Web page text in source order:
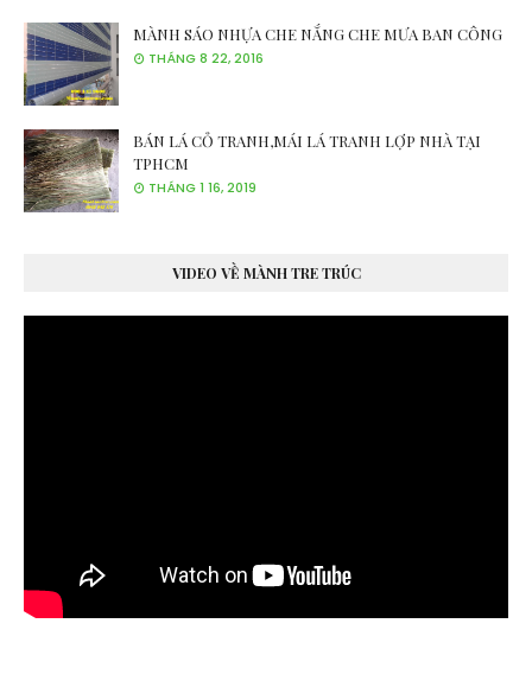
MÀNH SÁO NHỰA CHE NẮNG CHE MƯA BAN CÔNG
THÁNG 8 22, 2016
BÁN LÁ CỎ TRANH,MÁI LÁ TRANH LỢP NHÀ TẠI
TPHCM
THÁNG 1 16, 2019
VIDEO VỀ MÀNH TRE TRÚC